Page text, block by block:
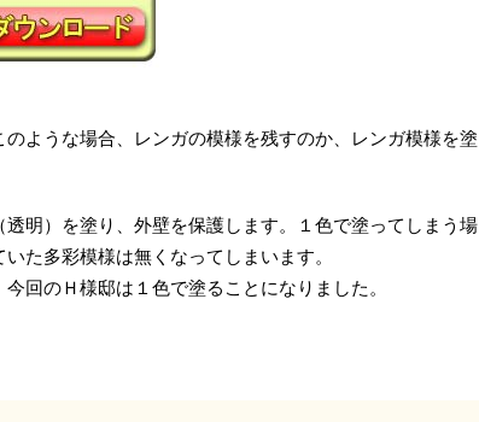
ような場合、レンガの模様を残すのか、レンガ模様を塗
明）を塗り、外壁を保護します。１色で塗ってしまう場
た多彩模様は無くなってしまいます。
回のＨ様邸は１色で塗ることになりました。